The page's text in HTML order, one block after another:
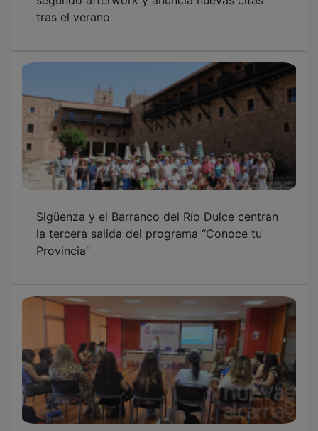
Lidera Empresaria celebra la primera jornada
formativa centrada en la viabilidad financiera
de los proyectos
Pastrana acoge la segunda jornada del
programa "Conoce tu Provincia"